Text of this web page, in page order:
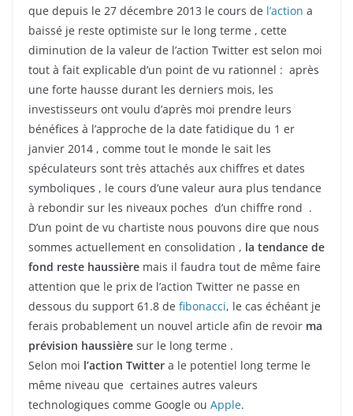
que depuis le 27 décembre 2013 le cours de l’action a
baissé je reste optimiste sur le long terme , cette
diminution de la valeur de l’action Twitter est selon moi
tout à fait explicable d’un point de vu rationnel : après
une forte hausse durant les derniers mois, les
investisseurs ont voulu d’après moi prendre leurs
bénéfices à l’approche de la date fatidique du 1 er
janvier 2014 , comme tout le monde le sait les
spéculateurs sont très attachés aux chiffres et dates
symboliques , le cours d’une valeur aura plus tendance
à rebondir sur les niveaux poches d’un chiffre rond .
D’un point de vu chartiste nous pouvons dire que nous
sommes actuellement en consolidation , la tendance de
fond reste haussière mais il faudra tout de même faire
attention que le prix de l’action Twitter ne passe en
dessous du support 61.8 de fibonacci, le cas échéant je
ferais probablement un nouvel article afin de revoir ma
prévision haussière sur le long terme .
Selon moi l’action Twitter a le potentiel long terme le
même niveau que certaines autres valeurs
technologiques comme Google ou Apple.